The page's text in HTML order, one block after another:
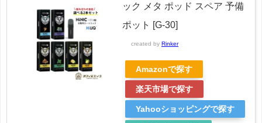
ック メタ ポッド スペア 予備
ポット [G-30]
created by Rinker
Amazonで探す
楽天市場で探す
Yahooショッピングで探す